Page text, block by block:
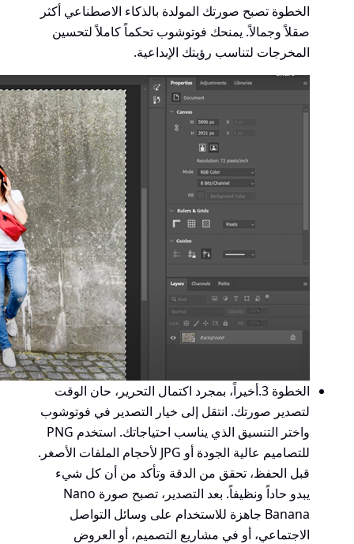
الخطوة تصبح صورتك المولدة بالذكاء الاصطناعي أكثر
صقلاً وجمالاً. يمنحك فوتوشوب تحكماً كاملاً لتحسين
المخرجات لتناسب رؤيتك الإبداعية.
الخطوة 3.
أخيراً، بمجرد اكتمال التحرير، حان الوقت
لتصدير صورتك. انتقل إلى خيار التصدير في فوتوشوب
واختر التنسيق الذي يناسب احتياجاتك. استخدم PNG
للتصاميم عالية الجودة أو JPG لأحجام الملفات الأصغر.
قبل الحفظ، تحقق من الدقة وتأكد من أن كل شيء
يبدو حاداً ونظيفاً. بعد التصدير، تصبح صورة Nano
Banana جاهزة للاستخدام على وسائل التواصل
الاجتماعي، أو في مشاريع التصميم، أو العروض